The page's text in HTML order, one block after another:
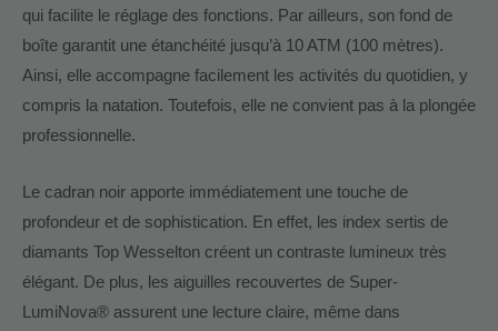
qui facilite le réglage des fonctions. Par ailleurs, son fond de
boîte garantit une étanchéité jusqu’à 10 ATM (100 mètres).
Ainsi, elle accompagne facilement les activités du quotidien, y
compris la natation. Toutefois, elle ne convient pas à la plongée
professionnelle.
Le cadran noir apporte immédiatement une touche de
profondeur et de sophistication. En effet, les index sertis de
diamants Top Wesselton créent un contraste lumineux très
élégant. De plus, les aiguilles recouvertes de Super-
LumiNova® assurent une lecture claire, même dans